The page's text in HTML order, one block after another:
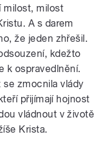
milost, milost
A s darem
že jeden zhřešil.
kdežto
k ospravedlnění.
zmocnila vlády
přijímají hojnost
vládnout v životě
Krista.